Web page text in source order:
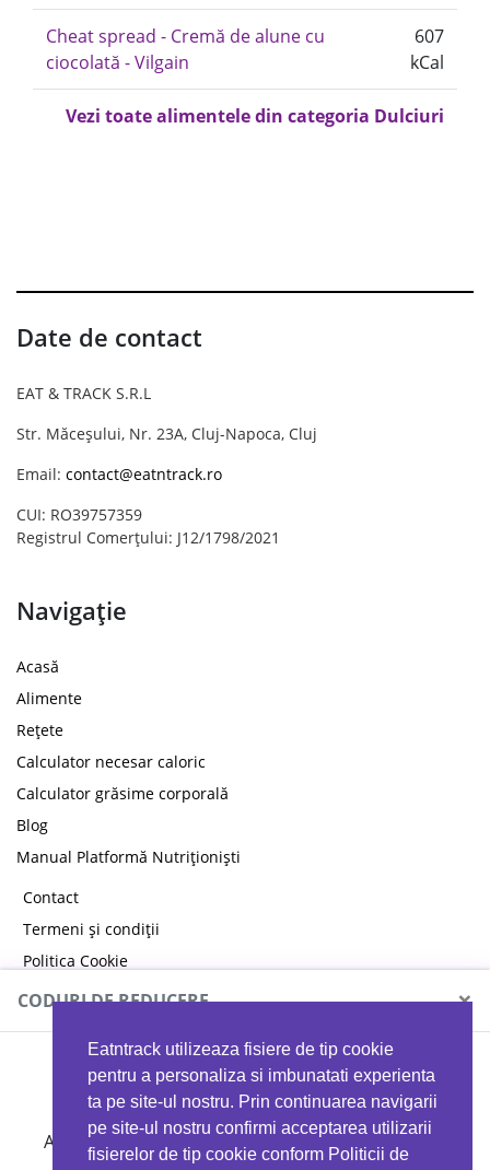
Eatntrack utilizeaza fisiere de tip cookie
pentru a personaliza si imbunatati experienta
ta pe site-ul nostru. Prin continuarea navigarii
pe site-ul nostru confirmi acceptarea utilizarii
fisierelor de tip cookie conform Politicii de
Cheat spread - Cremă de alune cu
ciocolată - Vilgain
607
kCal
Vezi toate alimentele din categoria Dulciuri
Date de contact
EAT & TRACK S.R.L
Str. Măceșului, Nr. 23A, Cluj-Napoca, Cluj
Email: contact@eatntrack.ro
CUI: RO39757359
Registrul Comerțului: J12/1798/2021
Navigație
Acasă
Alimente
Rețete
Calculator necesar caloric
Calculator grăsime corporală
Blog
Manual Platformă Nutriționiști
Contact
Termeni și condiții
Politica Cookie
Politica de confidențialitate
CODURI DE REDUCERE ×
MYPROTEIN
Ai 40%reducere la orice comandă folosind codul